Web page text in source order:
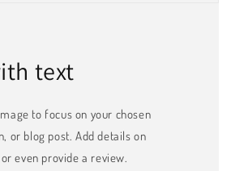
text
to focus on your chosen
or blog post. Add details on
even provide a review.